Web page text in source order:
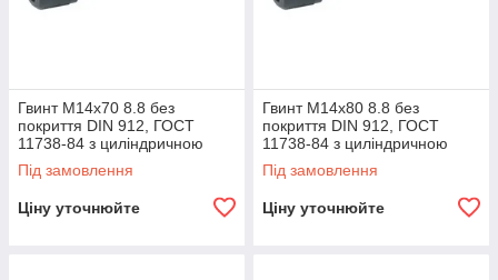
Гвинт М14х70 8.8 без
покриття DIN 912, ГОСТ
11738-84 з циліндричною
головкою і внутрішнім
шестигранником
Під замовлення
Ціну уточнюйте
Гвинт М14х80 8.8 без
покриття DIN 912, ГОСТ
11738-84 з циліндричною
головкою та внутрішнім
шестигранником
Під замовлення
Ціну уточнюйте